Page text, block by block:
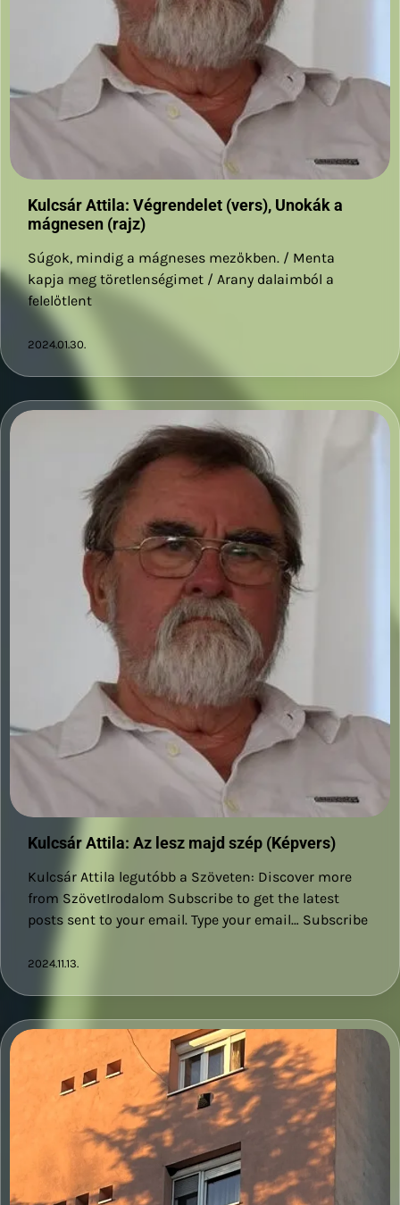
Kulcsár Attila: Végrendelet (vers), Unokák a
mágnesen (rajz)
Súgok, mindig a mágneses mezőkben. / Menta
kapja meg töretlenségimet / Arany dalaimból a
felelőtlent
2024.01.30.
Kulcsár Attila: Az lesz majd szép (Képvers)
Kulcsár Attila legutóbb a Szöveten: Discover more
from SzövetIrodalom Subscribe to get the latest
posts sent to your email. Type your email… Subscribe
2024.11.13.